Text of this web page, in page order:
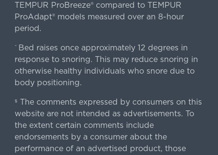
TEMPUR ProBreeze® compared to TEMPUR
ProAdapt® models measured over an 8-hour
period.
^ Bed raises once approximately 12 degrees in
response to snoring. This may reduce snoring in
otherwise healthy individuals who snore due to
body positioning.
§ The comments expressed by consumers on this
website are not intended as advertisements. To
the extent certain comments include
endorsements by a consumer about the
performance of an advertised product, those